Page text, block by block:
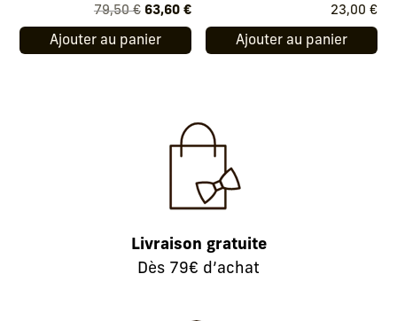
79,50€ Le
prix
initial
63,60 €Le
prix
actuel
Ajouter au panier
23,00 €
Ajouter au panier
Livraison gratuite
Dès 79€ d’achat